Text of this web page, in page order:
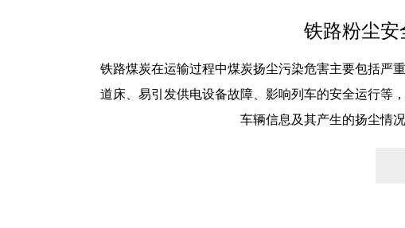
铁路粉尘
铁路煤炭在运输过程中煤炭扬尘污染危害主要包括严
道床、易引发供电设备故障、影响列车的安全运行等
车辆信息及其产生的扬尘情